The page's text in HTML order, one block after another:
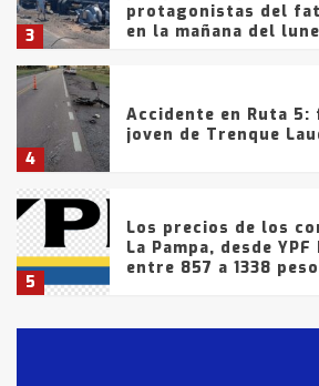
3
protagonistas del
en la mañana del
4
Accidente en Ruta 5:
joven de Trenque
5
Los precios de los
La Pampa, desde
entre 857 a 1338